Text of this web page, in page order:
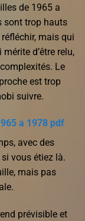
de 1965 a
sont trop hauts
mais qui
d’être relu,
Le
est trop
suivre.
a 1978 pdf
avec des
vous étiez là.
mais pas
prévisible et